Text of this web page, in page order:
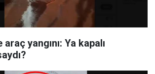
yangını: Ya kapalı